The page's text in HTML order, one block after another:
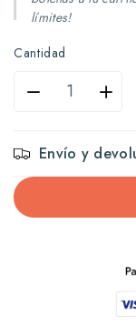
límites!
Cantidad
Reducir
cantidad
para
Hidravit
Envío y